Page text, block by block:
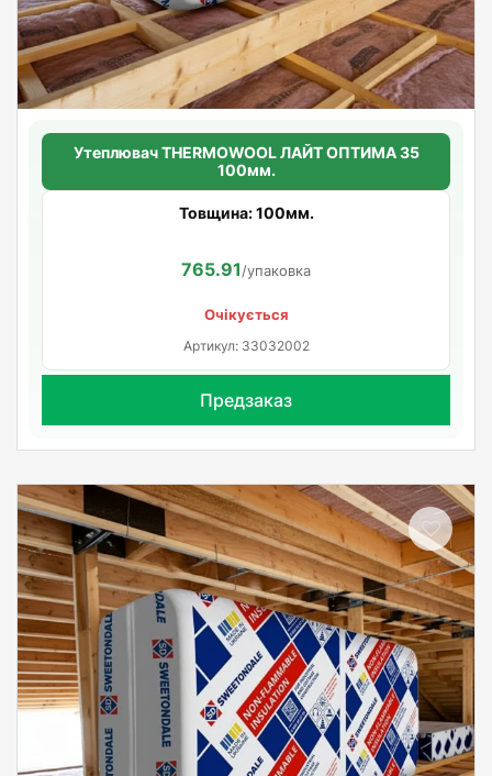
Утеплювач THERMOWOOL ЛАЙТ ОПТИМА 35
100мм.
Товщина: 100мм.
765.91/упаковка
Очікується
Артикул: 33032002
Предзаказ